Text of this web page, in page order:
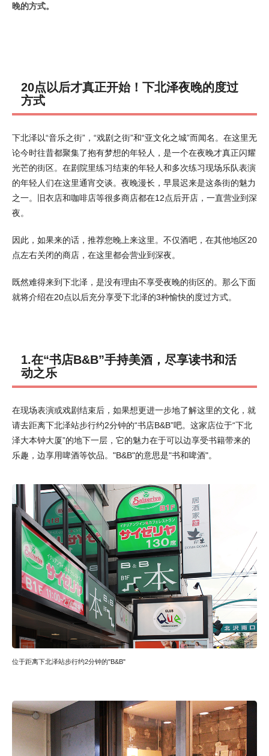
晚的方式。
20点以后才真正开始！下北泽夜晚的度过
方式
下北泽以“音乐之街”，“戏剧之街”和“亚文化之城”而闻名。在这里无
论今时往昔都聚集了抱有梦想的年轻人，是一个在夜晚才真正闪耀
光芒的街区。在剧院里练习结束的年轻人和多次练习现场乐队表演
的年轻人们在这里通宵交谈。夜晚漫长，早晨迟来是这条街的魅力
之一。旧衣店和咖啡店等很多商店都在12点后开店，一直营业到深
夜。
因此，如果来的话，推荐您晚上来这里。不仅酒吧，在其他地区20
点左右关闭的商店，在这里都会营业到深夜。
既然难得来到下北泽，是没有理由不享受夜晚的街区的。那么下面
就将介绍在20点以后充分享受下北泽的3种愉快的度过方式。
1.在“书店B&B”手持美酒，尽享读书和活
动之乐
在现场表演或戏剧结束后，如果想更进一步地了解这里的文化，就
请去距离下北泽站步行约2分钟的“书店B&B”吧。这家店位于“下北
泽大本钟大厦”的地下一层，它的魅力在于可以边享受书籍带来的
乐趣，边享用啤酒等饮品。"B&B"的意思是"书和啤酒"。
位于距离下北泽站步行约2分钟的"B&B"